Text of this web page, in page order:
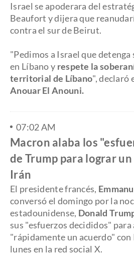
Israel se apoderara del
Beaufort y dijera que
contra el sur de Beirut.
"Pedimos a Israel que
en Líbano y respete la
territorial de Líbano", declaró
Anouar El Anouni.
07:02 AM
Macron alaba los
de Trump para lograr
Irán
El presidente francés,
conversó el domingo por la
estadounidense, Donald
sus "esfuerzos decididos" para
"rápidamente un acuerdo"
lunes en la red social X.